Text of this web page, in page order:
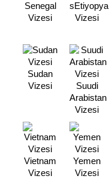
Senegal
Vizesi
sEtiyopya
Vizesi
Sudan
Vizesi
Suudi
Arabistan
Vizesi
Vietnam
Vizesi
Yemen
Vizesi